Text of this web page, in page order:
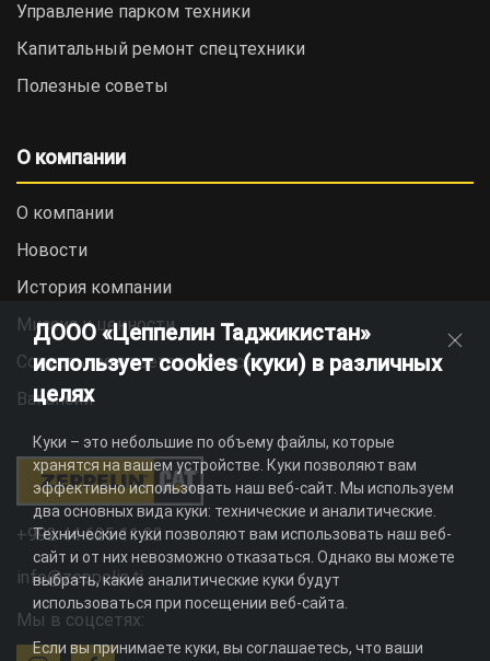
Управление парком техники
Капитальный ремонт спецтехники
Полезные советы
О компании
О компании
Новости
История компании
Миссия и ценности
Социальная ответственность
Вакансии
+992 44 625 11 22
info@zeppelin.tj
Мы в соцсетях:
ДООО «Цеппелин Таджикистан»
использует cookies (куки) в различных
целях
Куки – это небольшие по объему файлы, которые
хранятся на вашем устройстве. Куки позволяют вам
эффективно использовать наш веб-сайт. Мы используем
два основных вида куки: технические и аналитические.
Технические куки позволяют вам использовать наш веб-
сайт и от них невозможно отказаться. Однако вы можете
выбрать, какие аналитические куки будут
использоваться при посещении веб-сайта.
Если вы принимаете куки, вы соглашаетесь, что ваши